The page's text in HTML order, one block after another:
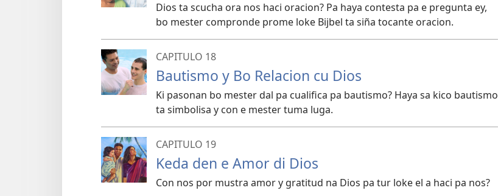
Dios ta scucha ora nos haci oracion? Pa haya contesta pa e pregunta ey,
bo mester compronde prome loke Bijbel ta siña tocante oracion.
CAPITULO 18
Bautismo y Bo Relacion cu Dios
Ki pasonan bo mester dal pa cualifica pa bautismo? Haya sa kico bautismo
ta simbolisa y con e mester tuma luga.
CAPITULO 19
Keda den e Amor di Dios
Con nos por mustra amor y gratitud na Dios pa tur loke el a haci pa nos?